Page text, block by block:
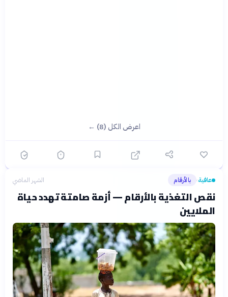
اعرض الكل (8) ←
عافية› بالأرقام الشهر الماضي
نقص التغذية بالأرقام — أزمة صامتة تهدد حياة
الملايين